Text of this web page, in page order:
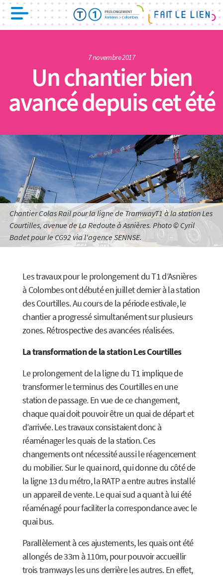
7 novembre 2017
Un chantier bien
avancé depuis cet été
Chantier Colas Rail pour la ligne de TramwayT1 à la station Les
Courtilles, avenue de La Redoute à Asnières. Photo © Cyril
Badet pour le CG92 via l'agence SENNSE.
Les travaux pour le prolongement du T1 d’Asnières
à Colombes ont débuté en juillet dernier à la station
des Courtilles. Au cours de la période estivale, le
chantier a progressé simultanément sur plusieurs
zones. Rétrospective des avancées réalisées.
La transformation de la station Les Courtilles
Le prolongement de la ligne du T1 implique de
transformer le terminus des Courtilles en une
station de passage. En vue de ce changement,
chaque quai doit pouvoir être un quai de départ et
d’arrivée. Les travaux consistaient donc à
réaménager les quais de la station. Ces
changements ont nécessité aussi le réagencement
du mobilier. Sur le quai nord, qui donne du côté de
la ligne 13 du métro, la RATP a entre autres installé
un appareil de vente. Le quai sud a quant à lui été
réaménagé pour faciliter la correspondance avec le
quai bus.
Parallèlement à ces ajustements, les quais ont été
allongés de 33m à 110m, pour pouvoir accueillir
trois tramways les uns derrière les autres. En effet,